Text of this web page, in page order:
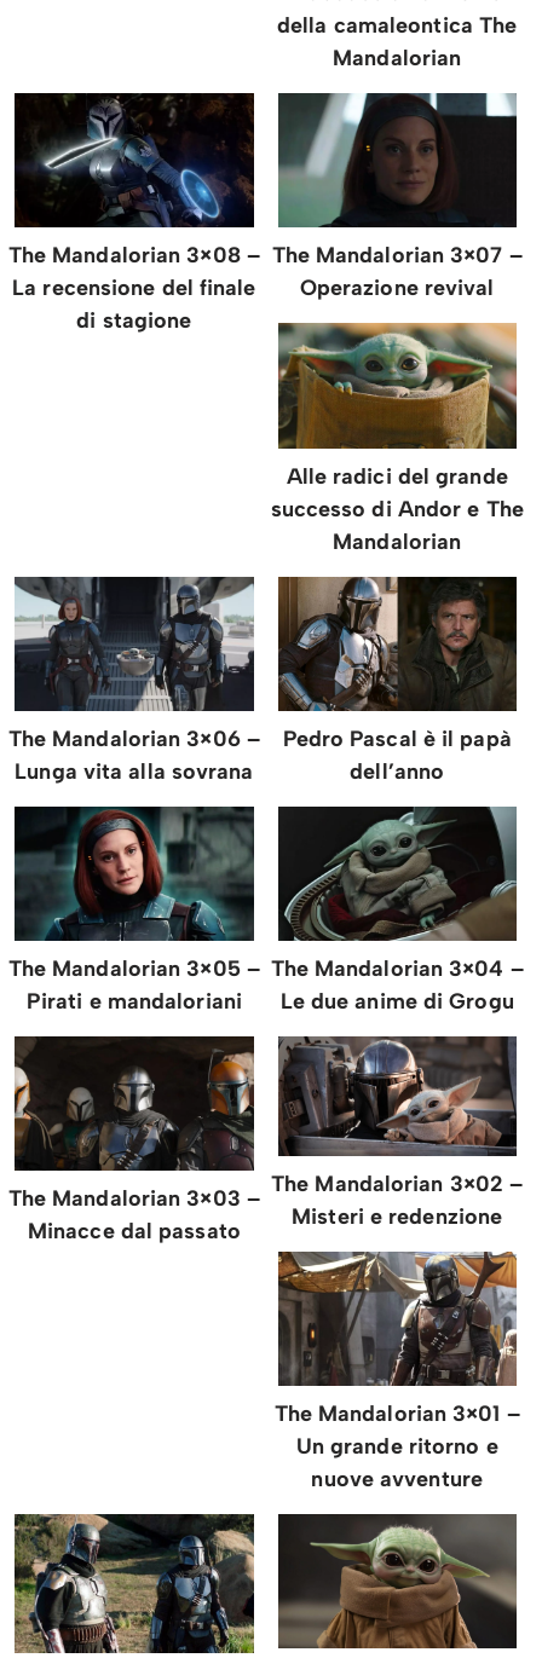
della camaleontica The
Mandalorian
The Mandalorian 3×08 –
La recensione del finale
di stagione
The Mandalorian 3×07 –
Operazione revival
Alle radici del grande
successo di Andor e The
Mandalorian
The Mandalorian 3×06 –
Lunga vita alla sovrana
Pedro Pascal è il papà
dell’anno
The Mandalorian 3×05 –
Pirati e mandaloriani
The Mandalorian 3×04 –
Le due anime di Grogu
The Mandalorian 3×03 –
Minacce dal passato
The Mandalorian 3×02 –
Misteri e redenzione
The Mandalorian 3×01 –
Un grande ritorno e
nuove avventure